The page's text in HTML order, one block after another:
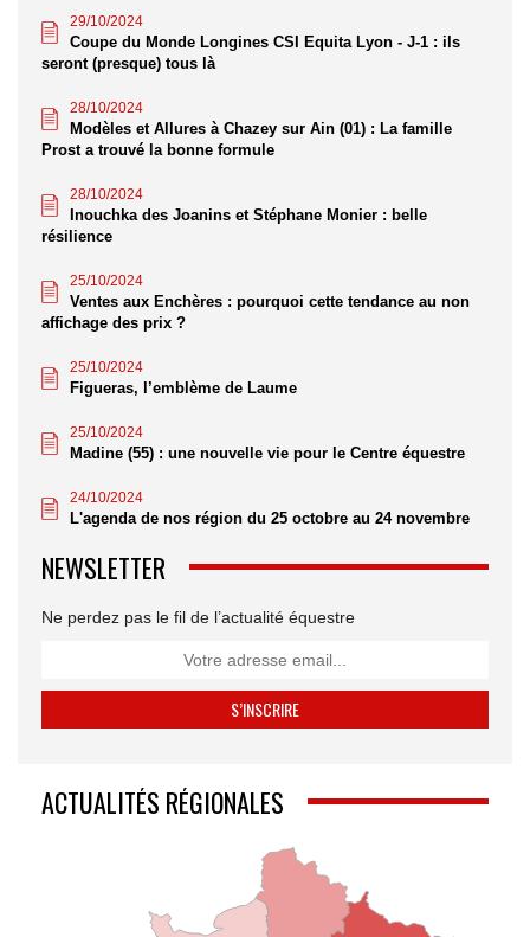
29/10/2024
Coupe du Monde Longines CSI Equita Lyon - J-1 : ils
seront (presque) tous là
28/10/2024
Modèles et Allures à Chazey sur Ain (01) : La famille
Prost a trouvé la bonne formule
28/10/2024
Inouchka des Joanins et Stéphane Monier : belle
résilience
25/10/2024
Ventes aux Enchères : pourquoi cette tendance au non
affichage des prix ?
25/10/2024
Figueras, l’emblème de Laume
25/10/2024
Madine (55) : une nouvelle vie pour le Centre équestre
24/10/2024
L'agenda de nos région du 25 octobre au 24 novembre
NEWSLETTER
Ne perdez pas le fil de l’actualité équestre
ACTUALITÉS RÉGIONALES